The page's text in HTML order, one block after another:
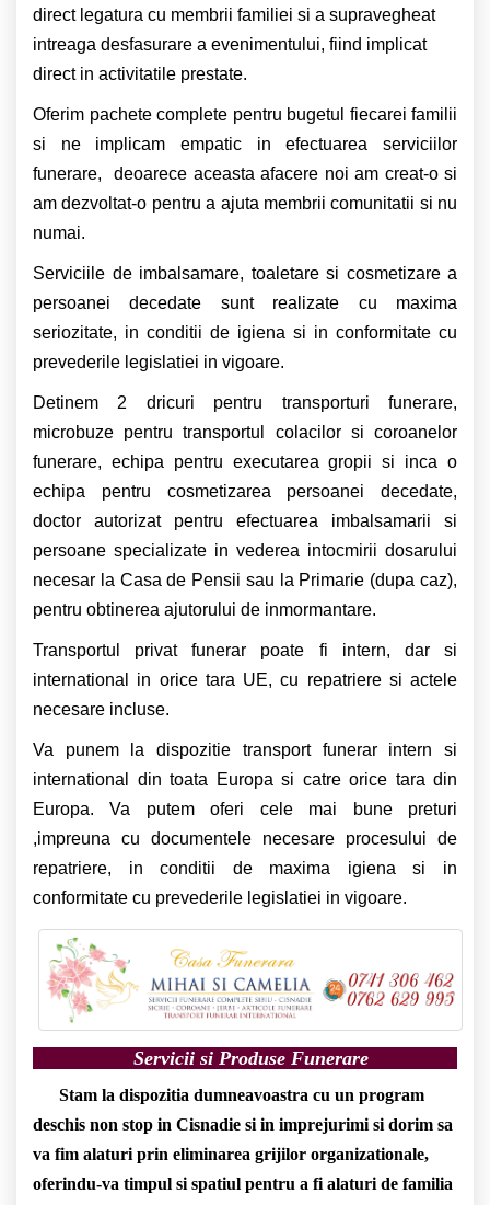
direct legatura cu membrii familiei si a supravegheat
intreaga desfasurare a evenimentului, fiind implicat
direct in activitatile prestate.
Oferim pachete complete pentru bugetul fiecarei familii
si ne implicam empatic in efectuarea serviciilor
funerare, deoarece aceasta afacere noi am creat-o si
am dezvoltat-o pentru a ajuta membrii comunitatii si nu
numai.
Serviciile de imbalsamare, toaletare si cosmetizare a
persoanei decedate sunt realizate cu maxima
seriozitate, in conditii de igiena si in conformitate cu
prevederile legislatiei in vigoare.
Detinem 2 dricuri pentru transporturi funerare,
microbuze pentru transportul colacilor si coroanelor
funerare, echipa pentru executarea gropii si inca o
echipa pentru cosmetizarea persoanei decedate,
doctor autorizat pentru efectuarea imbalsamarii si
persoane specializate in vederea intocmirii dosarului
necesar la Casa de Pensii sau la Primarie (dupa caz),
pentru obtinerea ajutorului de inmormantare.
Transportul privat funerar poate fi intern, dar si
international in orice tara UE, cu repatriere si actele
necesare incluse.
Va punem la dispozitie transport funerar intern si
international din toata Europa si catre orice tara din
Europa.Va putem oferi cele mai bune preturi
,impreuna cu documentele necesare procesului de
repatriere, in conditii de maxima igiena si in
conformitate cu prevederile legislatiei in vigoare.
Servicii si Produse Funerare
Stam la dispozitia dumneavoastra cu un program
deschis non stop in Cisnadie si in imprejurimi si dorim sa
va fim alaturi prin eliminarea grijilor organizationale,
oferindu-va timpul si spatiul pentru a fi alaturi de familia